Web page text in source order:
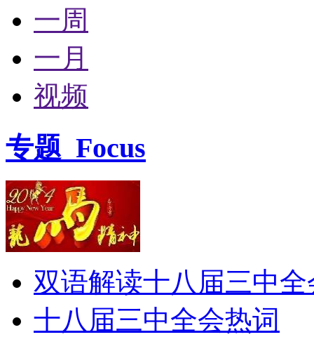
一周
一月
视频
专题 Focus
双语解读十八届三中全
十八届三中全会热词